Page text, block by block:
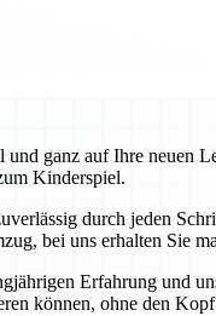
ganz auf Ihre neuen
Kinderspiel.
durch jeden
bei uns erhalten Sie
Erfahrung und
können, ohne den